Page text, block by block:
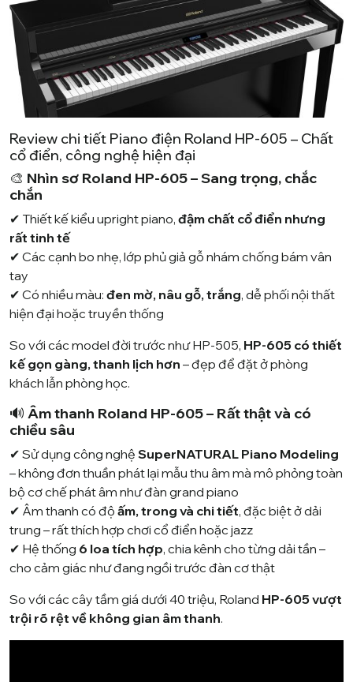
Review chi tiết Piano điện Roland HP-605 – Chất
cổ điển, công nghệ hiện đại
🎨 Nhìn sơ Roland HP-605 – Sang trọng, chắc
chắn
✔ Thiết kế kiểu upright piano, đậm chất cổ điển nhưng
rất tinh tế
✔ Các cạnh bo nhẹ, lớp phủ giả gỗ nhám chống bám vân
tay
✔ Có nhiều màu: đen mờ, nâu gỗ, trắng, dễ phối nội thất
hiện đại hoặc truyền thống
So với các model đời trước như HP-505, HP-605 có thiết
kế gọn gàng, thanh lịch hơn – đẹp để đặt ở phòng
khách lẫn phòng học.
🔊 Âm thanh Roland HP-605 – Rất thật và có
chiều sâu
✔ Sử dụng công nghệ SuperNATURAL Piano Modeling
– không đơn thuần phát lại mẫu thu âm mà mô phỏng toàn
bộ cơ chế phát âm như đàn grand piano
✔ Âm thanh có độ ấm, trong và chi tiết, đặc biệt ở dải
trung – rất thích hợp chơi cổ điển hoặc jazz
✔ Hệ thống 6 loa tích hợp, chia kênh cho từng dải tần –
cho cảm giác như đang ngồi trước đàn cơ thật
So với các cây tầm giá dưới 40 triệu, Roland HP-605 vượt
trội rõ rệt về không gian âm thanh.